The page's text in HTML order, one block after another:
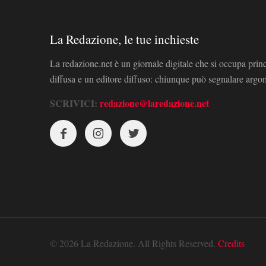
La Redazione, le tue inchieste
La redazione.net è un giornale digitale che si occupa
diffusa e un editore diffuso: chiunque può segnalare
SCRIVICI: redazione@laredazione.net
© 2026 La Redazione. All Rights Reserved. Credits